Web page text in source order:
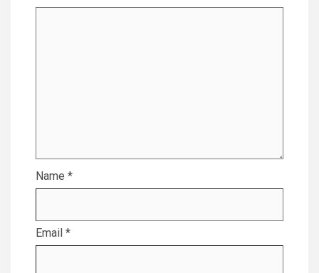
Name *
Email *